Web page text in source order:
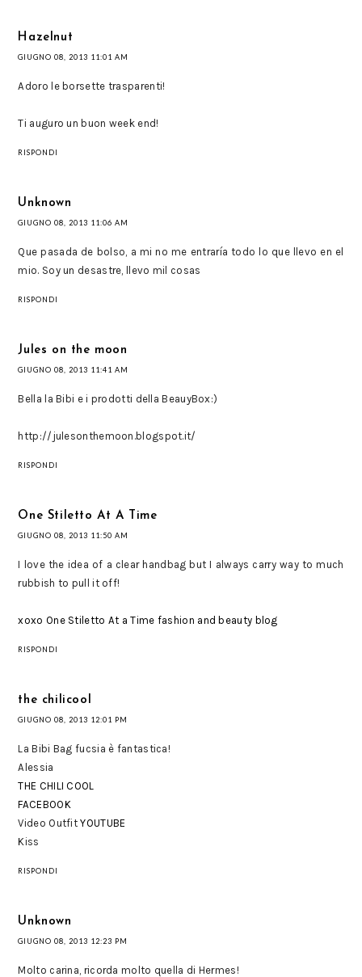
Hazelnut
GIUGNO 08, 2013 11:01 AM
Adoro le borsette trasparenti!
Ti auguro un buon week end!
RISPONDI
Unknown
GIUGNO 08, 2013 11:06 AM
Que pasada de bolso, a mi no me entraría todo lo que llevo en el
mio. Soy un desastre, llevo mil cosas
RISPONDI
Jules on the moon
GIUGNO 08, 2013 11:41 AM
Bella la Bibi e i prodotti della BeauyBox:)
http://julesonthemoon.blogspot.it/
RISPONDI
One Stiletto At A Time
GIUGNO 08, 2013 11:50 AM
I love the idea of a clear handbag but I always carry way to much
rubbish to pull it off!
xoxo One Stiletto At a Time fashion and beauty blog
RISPONDI
the chilicool
GIUGNO 08, 2013 12:01 PM
La Bibi Bag fucsia è fantastica!
Alessia
THE CHILI COOL
FACEBOOK
Video OutfitYOUTUBE
Kiss
RISPONDI
Unknown
GIUGNO 08, 2013 12:23 PM
Molto carina, ricorda molto quella di Hermes!